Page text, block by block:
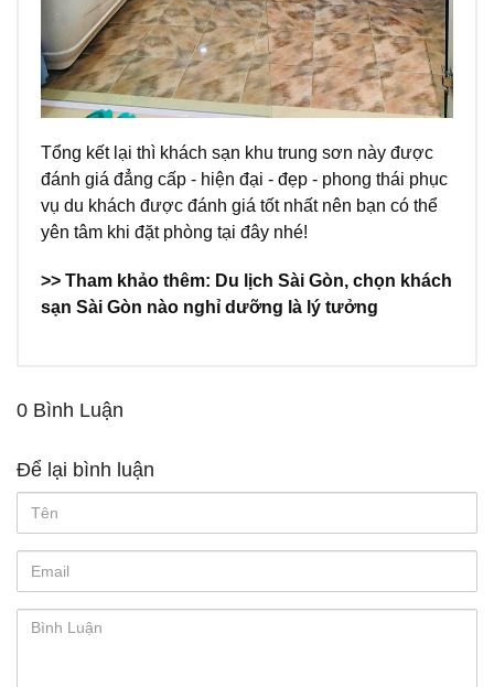
Tổng kết lại thì khách sạn khu trung sơn này được
đánh giá đẳng cấp - hiện đại - đẹp - phong thái phục
vụ du khách được đánh giá tốt nhất nên bạn có thể
yên tâm khi đặt phòng tại đây nhé!
>> Tham khảo thêm: Du lịch Sài Gòn, chọn khách
sạn Sài Gòn nào nghỉ dưỡng là lý tưởng
0 Bình Luận
Để lại bình luận